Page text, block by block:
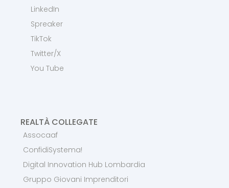
LinkedIn
Spreaker
TikTok
Twitter/X
You Tube
REALTÀ COLLEGATE
Assocaaf
ConfidiSystema!
Digital Innovation Hub Lombardia
Gruppo Giovani Imprenditori